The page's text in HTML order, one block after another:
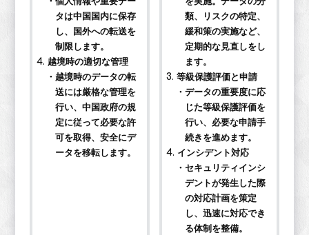
タは中国国内に保存
し、国外への転送を
制限します。
4. 越境時の適切な管理
・越境時のデータの転
送には厳格な管理を
行い、中国政府の規
定に従って必要な許
可を取得、安全にデ
ータを移転します。
類、リスクの特定、
緩和策の実施など、
定期的な見直しをし
ます。
3. 等級保護評価と申請
・データの重要度に応
じた等級保護評価を
行い、必要な申請手
続きを進めます。
4. インシデント対応
・セキュリティインシ
デントが発生した際
の対応計画を策定
し、迅速に対応でき
る体制を整備。